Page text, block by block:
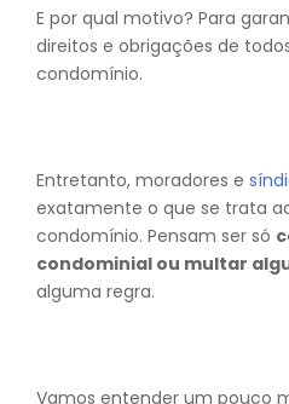
E por qual motivo? Para
direitos e obrigações de
condomínio.
Entretanto, moradores e
exatamente o que se trata
condomínio. Pensam ser só
condominial ou multar
alguma regra.
Vamos entender um pouco